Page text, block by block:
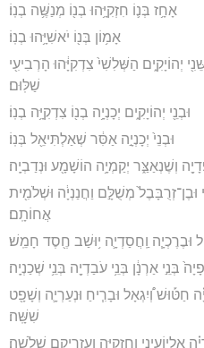
אָחָ֥ז בְּנ֛וֹ חִזְקִיָּ֥הוּ בְנ֖וֹ מְנַשֶּׁ֥ה בְנֽוֹ׃
אָמ֥וֹן בְּנ֖וֹ יֹאשִׁיָּ֥הוּ בְנֽוֹ׃
יְהוֹיָקִ֑ים הַשְּׁלִשִׁי֙ צִדְקִיָּ֔הוּ הָרְבִיעִ֖י
שַׁלּֽוּם׃
וּבְנֵ֖י יְהוֹיָקִ֑ים יְכָנְיָ֥ה בְנ֖וֹ צִדְקִיָּ֥ה בְנֽוֹ׃
וּבְנֵי֙ יְכָנְיָ֣ה אַסִּ֔ר שְׁאַלְתִּיאֵ֖ל בְּנֽוֹ׃
וְשֶׁנְאַצַּ֑ר יְקַמְיָ֥ה הוֹשָׁמָ֖ע וּנְדַבְיָֽה׃
וּבֶן־זְרֻבָּבֶל֙ מְשֻׁלָּ֣ם וַחֲנַנְיָ֔ה וּשְׁלֹמִ֖ית
אֲחוֹתָֽם׃
וּבֶרֶכְיָ֧ה וַֽחֲסַדְיָ֛ה י֥וּשַׁב חֶ֖סֶד חָמֵֽשׁ׃
בְּנֵ֣י אַרְנָ֔ן בְּנֵ֥י עֹבַדְיָ֖ה בְּנֵ֥י שְׁכַנְיָֽה׃
חַטּ֡וּשׁ וְ֠יִגְאָל וּבָרִ֧יחַ וּנְעַרְיָ֛ה וְשָׁפָ֖ט
שִׁשָּֽׁה׃
אֶלְיוֹעֵינַ֧י וְחִזְקִיָּ֛ה וְעַזְרִיקָ֖ם שְׁלֹשָֽׁה׃